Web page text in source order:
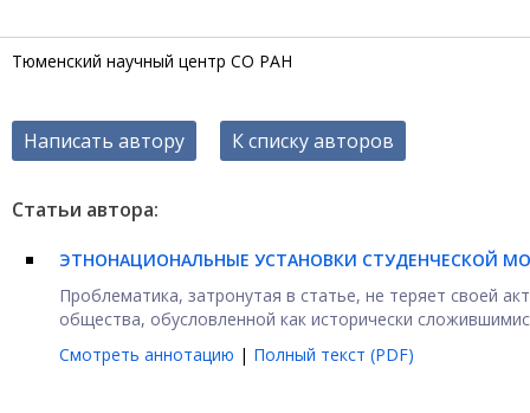
Тюменский научный центр СО РАН
Написать автору К списку авторов
Статьи автора:
ЭТНОНАЦИОНАЛЬНЫЕ УСТАНОВКИ СТУДЕНЧЕСКОЙ
Проблематика, затронутая в статье, не теряет своей
общества, обусловленной как исторически
Смотреть аннотацию | Полный текст (PDF)